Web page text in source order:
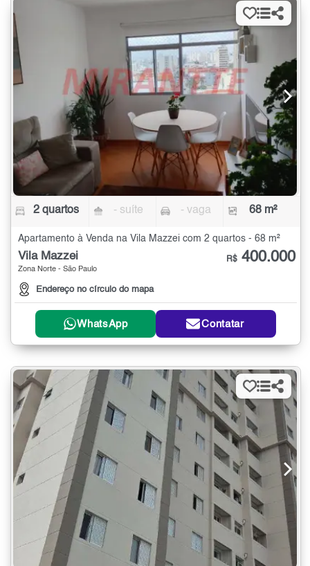
2 quartos - suíte - vaga 68 m²
Apartamento à Venda na Vila Mazzei com 2 quartos - 68 m²
Vila Mazzei
Zona Norte - São Paulo
Endereço no círculo do mapa
R$ 400.000
WhatsApp Contatar